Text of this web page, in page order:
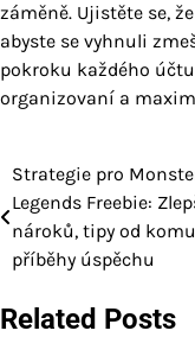
záměně. Ujistěte se,
abyste se vyhnuli
pokroku každého
organizovaní a
Post
navigation
Strategie pro
Legends Freebie:
nároků, tipy od
příběhy úspěchu
Related Posts